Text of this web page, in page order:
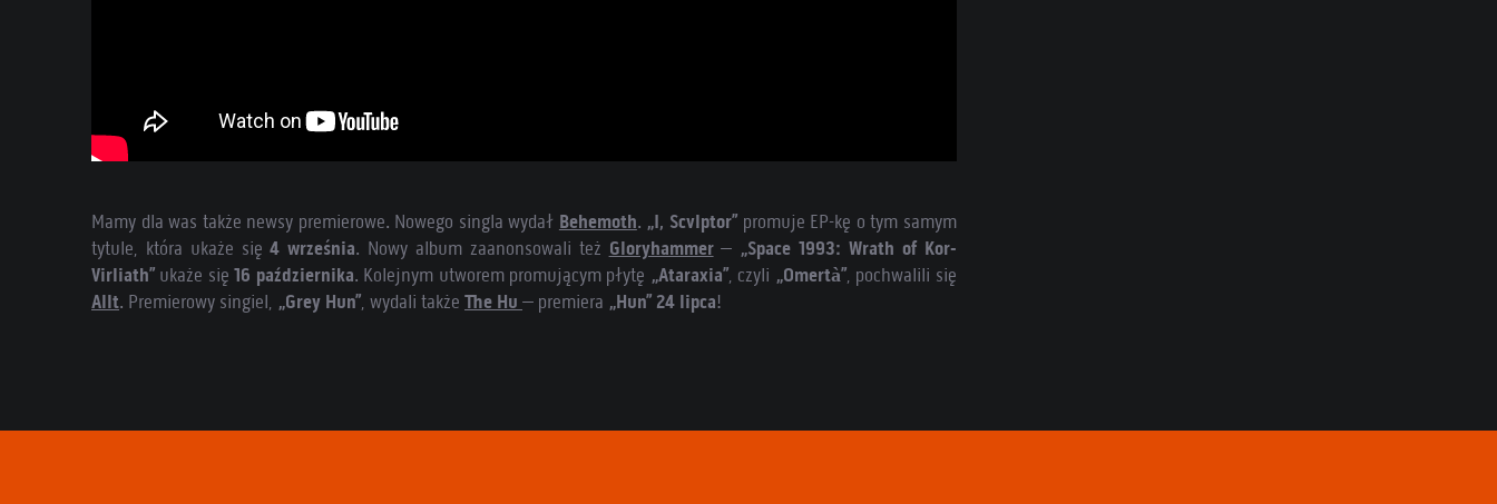
Mamy dla was także newsy premierowe. Nowego singla wydał Behemoth. „I, Scvlptor” promuje EP-kę o tym samym
tytule, która ukaże się4 września. Nowy album zaanonsowali też Gloryhammer– „Space 1993: Wrath of Kor-
Virliath” ukaże się16 października. Kolejnym utworem promującym płytę „Ataraxia”, czyli „Omertà”, pochwalili się
Allt. Premierowy singiel, „Grey Hun”, wydali także The Hu – premiera „Hun” 24 lipca!